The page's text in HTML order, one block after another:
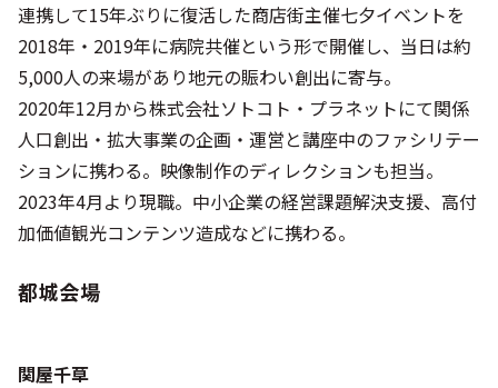
連携して15年ぶりに復活した商店街主催七夕イベントを
2018年・2019年に病院共催という形で開催し、当日は約
5,000人の来場があり地元の賑わい創出に寄与。
2020年12月から株式会社ソトコト・プラネットにて関係
人口創出・拡大事業の企画・運営と講座中のファシリテー
ションに携わる。映像制作のディレクションも担当。​
2023年4月より現職。中小企業の経営課題解決支援、高付
加価値観光コンテンツ造成などに携わる。​
都城会場
関屋千草